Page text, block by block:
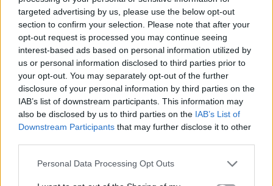
targeted advertising by us, please use the below opt-out
section to confirm your selection. Please note that after your
opt-out request is processed you may continue seeing
interest-based ads based on personal information utilized by
us or personal information disclosed to third parties prior to
your opt-out. You may separately opt-out of the further
disclosure of your personal information by third parties on the
IAB’s list of downstream participants. This information may
also be disclosed by us to third parties on the IAB’s List of
Downstream Participants that may further disclose it to other
Personal Data Processing Opt Outs
unsplash
Δεν χρειάζεται να κάνεις κάτι εντυπωσιακό για να
μείνεις στη μνήμη κάποιου. Μια έξυπνη ατάκα, μια